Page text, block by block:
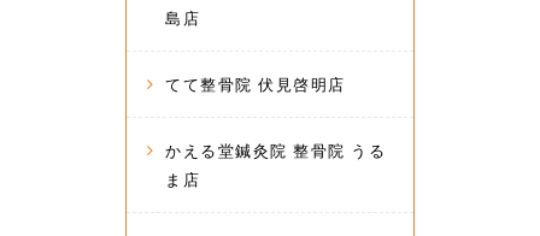
島店
てて整骨院 伏見啓明店
かえる堂鍼灸院 整骨院 うる
ま店